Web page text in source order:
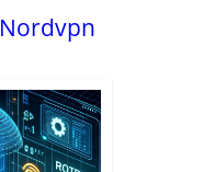
Nordvpn